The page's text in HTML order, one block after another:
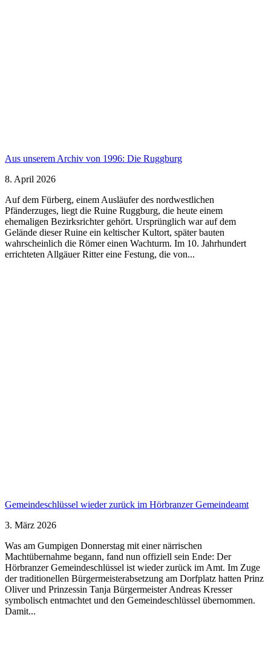
Aus unserem Archiv von 1996: Die Ruggburg
8. April 2026
Auf dem Fürberg, einem Ausläufer des nordwestlichen
Pfänderzuges, liegt die Ruine Ruggburg, die heute einem
ehemaligen Bezirksrichter gehört. Ursprünglich war auf dem
Gelände dieser Ruine ein keltischer Kultort, später bauten
wahrscheinlich die Römer einen Wachturm. Im 10. Jahrhundert
errichteten Allgäuer Ritter eine Festung, die von...
Gemeindeschlüssel wieder zurück im Hörbranzer Gemeindeamt
3. März 2026
Was am Gumpigen Donnerstag mit einer närrischen
Machtübernahme begann, fand nun offiziell sein Ende: Der
Hörbranzer Gemeindeschlüssel ist wieder zurück im Amt. Im Zuge
der traditionellen Bürgermeisterabsetzung am Dorfplatz hatten Prinz
Oliver und Prinzessin Tanja Bürgermeister Andreas Kresser
symbolisch entmachtet und den Gemeindeschlüssel übernommen.
Damit...